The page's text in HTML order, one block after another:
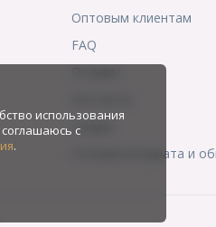
Оптовым клиентам
FAQ
Скидки
Условия возврата и
использования
с
.